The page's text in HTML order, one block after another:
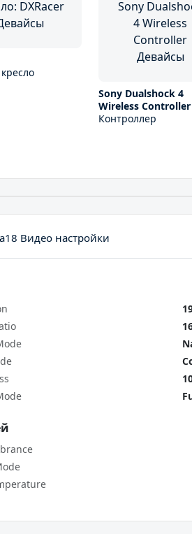
Sony Dualshock 4
Wireless Controller
Контроллер
Видео настройки